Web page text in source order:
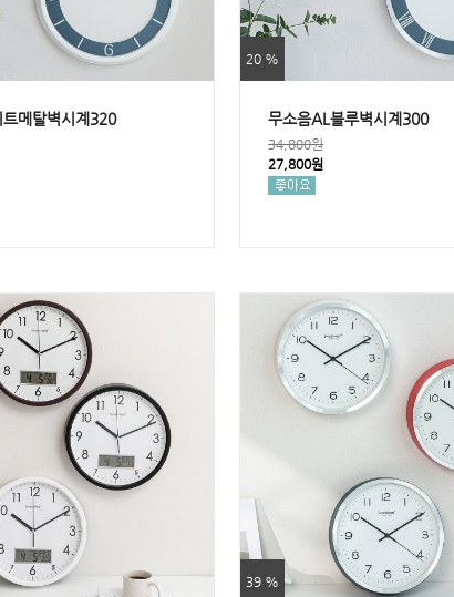
메탈벽시계320
20 %
무소음AL블루벽시계300
34,800원
27,800원
39 %